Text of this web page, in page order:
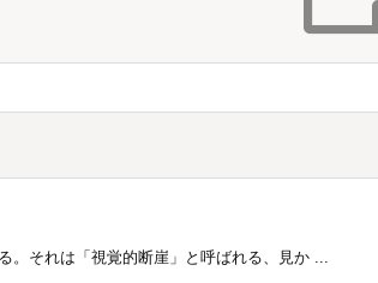
それは「視覚的断崖」と呼ばれる、見か ...